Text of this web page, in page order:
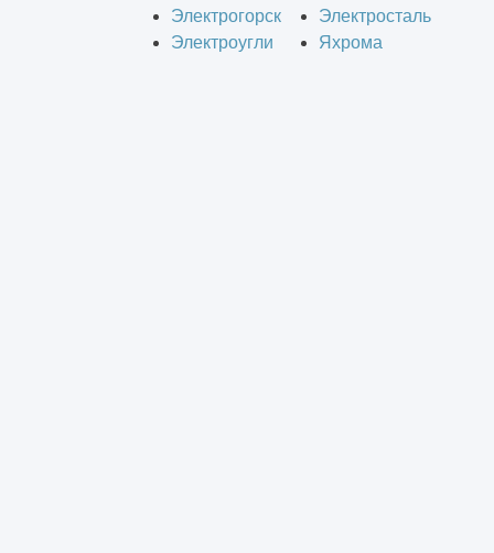
Электрогорск
Электросталь
Электроугли
Яхрома